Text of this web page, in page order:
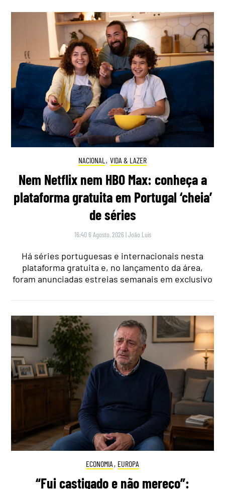
NACIONAL , VIDA & LAZER
Nem Netflix nem HBO Max: conheça a
plataforma gratuita em Portugal ‘cheia’
de séries
16:40 6 Agosto, 2026 |João Luís
Há séries portuguesas e internacionais nesta
plataforma gratuita e, no lançamento da área,
foram anunciadas estreias semanais em exclusivo
ECONOMIA , EUROPA
“Fui castigado e não mereço”: